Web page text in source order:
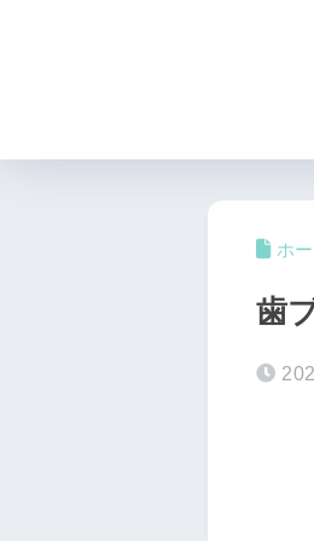
ホ
歯